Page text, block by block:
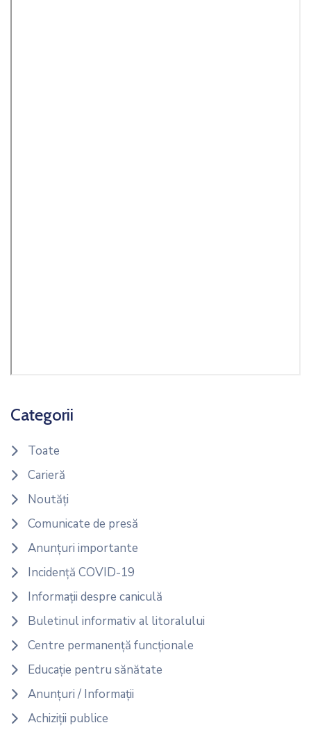
Categorii
Toate
Carieră
Noutăți
Comunicate de presă
Anunțuri importante
Incidență COVID-19
Informații despre caniculă
Buletinul informativ al litoralului
Centre permanență funcționale
Educație pentru sănătate
Anunțuri / Informații
Achiziții publice